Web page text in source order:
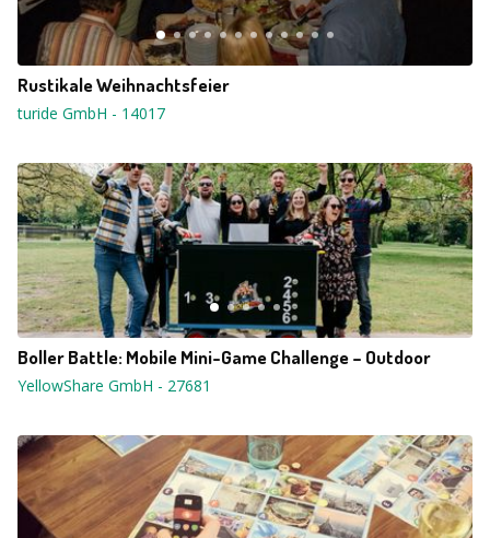
Rustikale Weihnachtsfeier
turide GmbH - 14017
Boller Battle: Mobile Mini-Game Challenge – Outdoor
YellowShare GmbH - 27681